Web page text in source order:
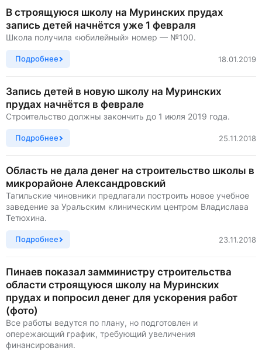
В строящуюся школу на Муринских прудах
запись детей начнётся уже 1 февраля
Школа получила «юбилейный» номер — №100.
Подробнее 18.01.2019
Запись детей в новую школу на Муринских
прудах начнётся в феврале
Строительство должны закончить до 1 июля 2019 года.
Подробнее 25.11.2018
Область не дала денег на строительство школы в
микрорайоне Александровский
Тагильские чиновники предлагали построить новое учебное
заведение за Уральским клиническим центром Владислава
Тетюхина.
Подробнее 23.11.2018
Пинаев показал замминистру строительства
области строящуюся школу на Муринских
прудах и попросил денег для ускорения работ
(фото)
Все работы ведутся по плану, но подготовлен и
опережающий график, требующий увеличения
финансирования.